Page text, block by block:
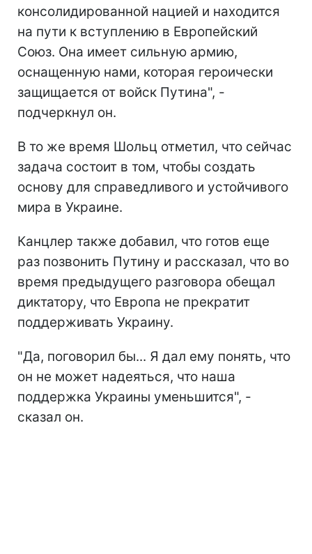
консолидированной нацией и находится
на пути к вступлению в Европейский
Союз. Она имеет сильную армию,
оснащенную нами, которая героически
защищается от войск Путина", -
подчеркнул он.
В то же время Шольц отметил, что сейчас
задача состоит в том, чтобы создать
основу для справедливого и устойчивого
мира в Украине.
Канцлер также добавил, что готов еще
раз позвонить Путину и рассказал, что во
время предыдущего разговора обещал
диктатору, что Европа не прекратит
поддерживать Украину.
"Да, поговорил бы... Я дал ему понять, что
он не может надеяться, что наша
поддержка Украины уменьшится", -
сказал он.